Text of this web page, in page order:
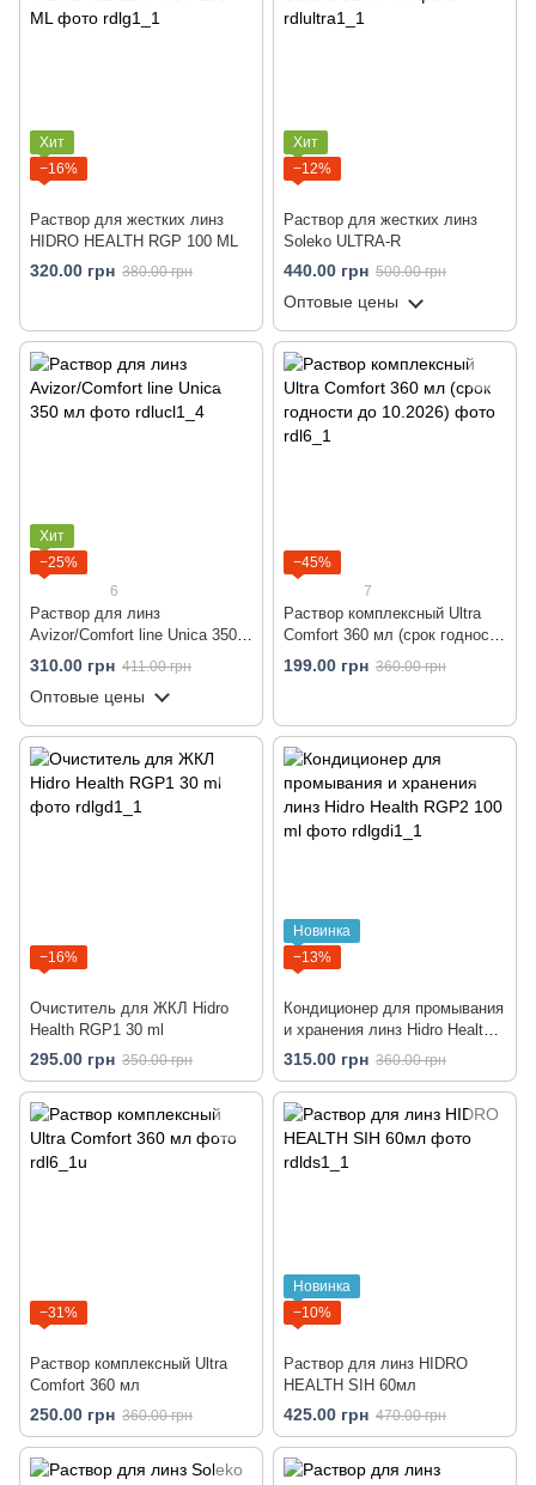
Хит
−16%
Раствор для жестких линз
HIDRO HEALTH RGP 100 ML
320.00 грн 380.00 грн
Хит
−12%
Раствор для жестких линз
Soleko ULTRA-R
440.00 грн 500.00 грн
Оптовые цены
Хит
−25%
6
Раствор для линз
Avizor/Comfort line Unica 350
мл
310.00 грн 411.00 грн
Оптовые цены
−45%
7
Раствор комплексный Ultra
Comfort 360 мл (срок годности
до 10.2026)
199.00 грн 360.00 грн
−16%
Очиститель для ЖКЛ Hidro
Health RGP1 30 ml
295.00 грн 350.00 грн
Новинка
−13%
Кондиционер для промывания
и хранения линз Hidro Health
RGP2 100 ml
315.00 грн 360.00 грн
−31%
Раствор комплексный Ultra
Comfort 360 мл
250.00 грн 360.00 грн
Новинка
−10%
Раствор для линз HIDRO
HEALTH SIH 60мл
425.00 грн 470.00 грн